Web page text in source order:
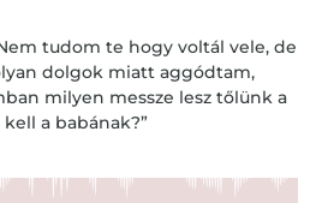
tudom te hogy voltál vele, de
dolgok miatt aggódtam,
milyen messze lesz tőlünk a
a babának?”